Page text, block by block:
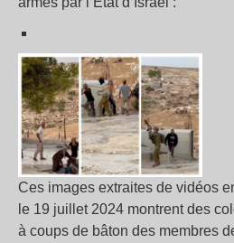
Ces images extraites de vidéos
le 19 juillet 2024 montrent des
à coups de bâton des membres